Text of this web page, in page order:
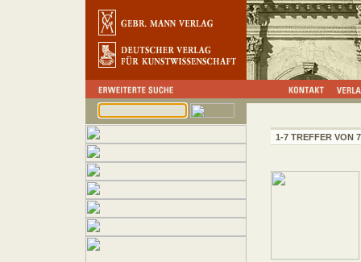
1-7 TREFFER VON 7